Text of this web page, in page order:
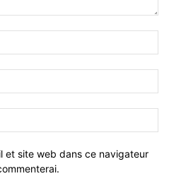
et site web dans ce navigateur